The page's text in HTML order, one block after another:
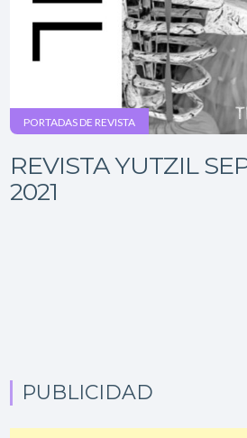
PORTADAS DE REVISTA
REVISTA YUTZIL
2021
PUBLICIDAD